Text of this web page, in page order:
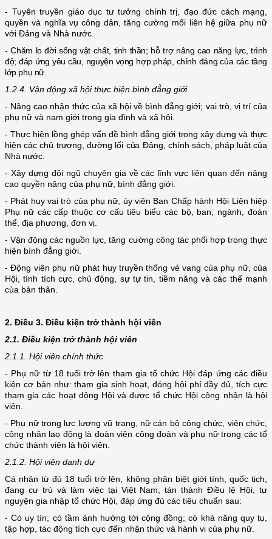
- Tuyên truyền giáo dục tư tưởng chính trị, đạo đức cách mạng,
quyền và nghĩa vụ công dân, tăng cường mối liên hệ giữa phụ nữ
với Đảng và Nhà nước.
- Chăm lo đời sống vật chất, tinh thần; hỗ trợ nâng cao năng lực, trình
độ; đáp ứng yêu cầu, nguyện vọng hợp pháp, chính đáng của các tầng
lớp phụ nữ.
1.2.4. Vận động xã hội thực hiện bình đẳng giới
- Nâng cao nhận thức của xã hội về bình đẳng giới; vai trò, vị trí của
phụ nữ và nam giới trong gia đình và xã hội.
- Thực hiện lồng ghép vấn đề bình đẳng giới trong xây dựng và thực
hiện các chủ trương, đường lối của Đảng, chính sách, pháp luật của
Nhà nước.
- Xây dựng đội ngũ chuyên gia về các lĩnh vực liên quan đến nâng
cao quyền năng của phụ nữ, bình đẳng giới.
- Phát huy vai trò của phụ nữ, ủy viên Ban Chấp hành Hội Liên hiệp
Phụ nữ các cấp thuộc cơ cấu tiêu biểu các bộ, ban, ngành, đoàn
thể, địa phương, đơn vị.
- Vận động các nguồn lực, tăng cường công tác phối hợp trong thực
hiện bình đẳng giới.
- Động viên phụ nữ phát huy truyền thống vẻ vang của phụ nữ, của
Hội, tính tích cực, chủ động, sự tự tin, tiềm năng và các thế mạnh
của bản thân.
2. Điều 3. Điều kiện trở thành hội viên
2.1. Điều kiện trở thành hội viên
2.1.1. Hội viên chính thức
- Phụ nữ từ 18 tuổi trở lên tham gia tổ chức Hội đáp ứng các điều
kiện cơ bản như: tham gia sinh hoạt, đóng hội phí đầy đủ, tích cực
tham gia các hoạt động Hội và được tổ chức Hội công nhận là hội
viên.
- Phụ nữ trong lực lượng vũ trang, nữ cán bộ công chức, viên chức,
công nhân lao động là đoàn viên công đoàn và phụ nữ trong các tổ
chức thành viên là hội viên.
2.1.2. Hội viên danh dự
Cá nhân từ đủ 18 tuổi trở lên, không phân biệt giới tính, quốc tịch,
đang cư trú và làm việc tại Việt Nam, tán thành Điều lệ Hội, tự
nguyện gia nhập tổ chức Hội, đáp ứng đủ các tiêu chuẩn sau:
- Có uy tín; có tầm ảnh hưởng tới cộng đồng; có khả năng quy tụ,
tập hợp, tác động tích cực đến nhận thức và hành vi của phụ nữ.